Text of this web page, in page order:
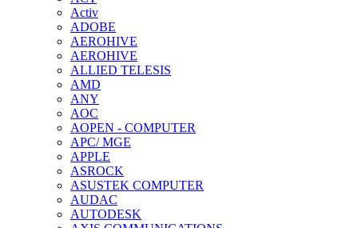
Activ
ADOBE
AEROHIVE
AEROHIVE
ALLIED TELESIS
AMD
ANY
AOC
AOPEN - COMPUTER
APC/ MGE
APPLE
ASROCK
ASUSTEK COMPUTER
AUDAC
AUTODESK